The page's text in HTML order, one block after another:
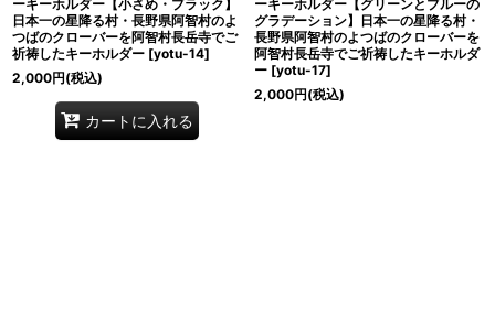
ーキーホルダー【小さめ・ブラック】
日本一の星降る村・長野県阿智村のよ
つばのクローバーを阿智村長岳寺でご
祈祷したキーホルダー [yotu-14]
2,000円(税込)
カートに入れる
ーキーホルダー【グリーンとブルーの
グラデーション】日本一の星降る村・
長野県阿智村のよつばのクローバーを
阿智村長岳寺でご祈祷したキーホルダ
ー [yotu-17]
2,000円(税込)